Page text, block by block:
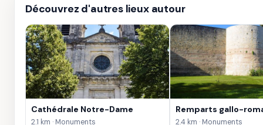
Découvrez d'autres lieux autour
Cathédrale Notre-Dame
2.1 km · Monuments
Remparts gallo-
2.4 km · Monuments